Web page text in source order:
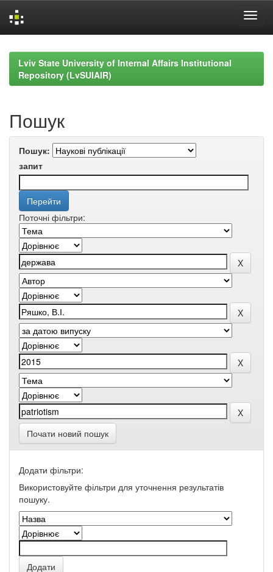
navigationLviv State University of Internal Affairs Institutional
Repository (LvSUIAIR)
Пошук
Пошук:
запит
Поточні фільтри:
Почати новий пошук
Додати фільтри:
Використовуйте фільтри для уточнення результатів
пошуку.